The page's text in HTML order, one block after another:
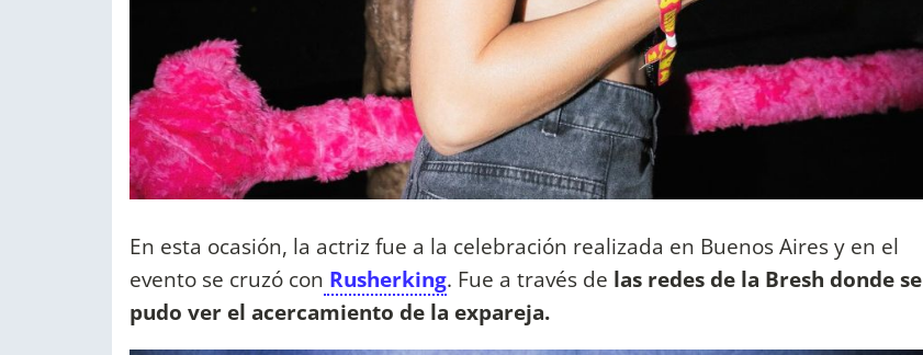
En esta ocasión, la actriz fue a la celebración realizada en Buenos Aires y en el
evento se cruzó con Rusherking. Fue a través de las redes de la Bresh donde se
pudo ver el acercamiento de la expareja.